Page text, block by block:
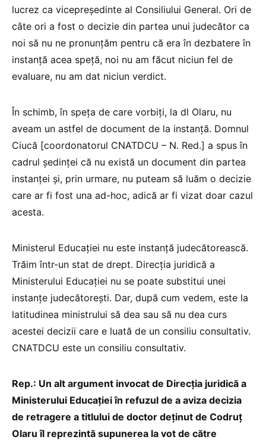
lucrez ca vicepreședinte al Consiliului General. Ori de
câte ori a fost o decizie din partea unui judecător ca
noi să nu ne pronunțăm pentru că era în dezbatere în
instanță acea speță, noi nu am făcut niciun fel de
evaluare, nu am dat niciun verdict.
În schimb, în speța de care vorbiți, la dl Olaru, nu
aveam un astfel de document de la instanță. Domnul
Ciucă [coordonatorul CNATDCU – N. Red.] a spus în
cadrul ședinței că nu există un document din partea
instanței și, prin urmare, nu puteam să luăm o decizie
care ar fi fost una ad-hoc, adică ar fi vizat doar cazul
acesta.
Ministerul Educației nu este instanță judecătorească.
Trăim într-un stat de drept. Direcția juridică a
Ministerului Educației nu se poate substitui unei
instanțe judecătorești. Dar, după cum vedem, este la
latitudinea ministrului să dea sau să nu dea curs
acestei decizii care e luată de un consiliu consultativ.
CNATDCU este un consiliu consultativ.
Rep.: Un alt argument invocat de Direcția juridică a
Ministerului Educației în refuzul de a aviza decizia
de retragere a titlului de doctor deținut de Codruț
Olaru îl reprezintă supunerea la vot de către